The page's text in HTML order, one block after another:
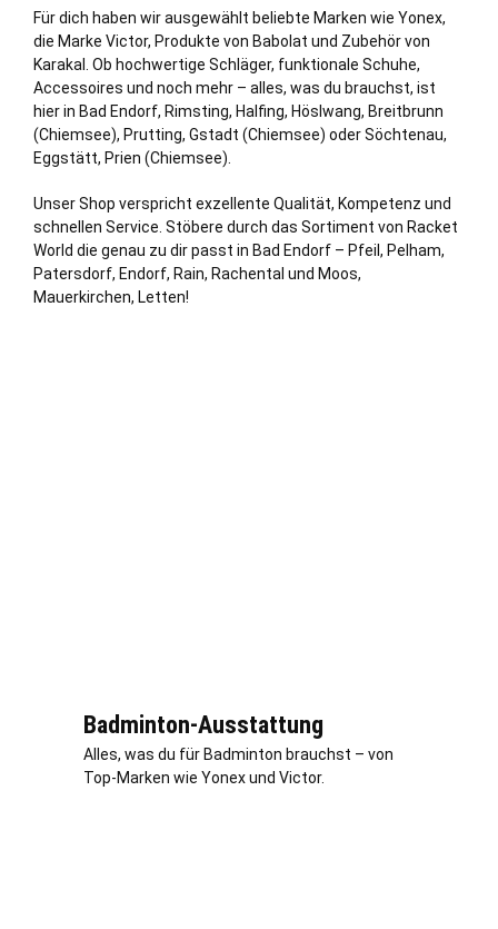
Für dich haben wir ausgewählt beliebte Marken wie Yonex,
die Marke Victor, Produkte von Babolat und Zubehör von
Karakal. Ob hochwertige Schläger, funktionale Schuhe,
Accessoires und noch mehr – alles, was du brauchst, ist
hier in Bad Endorf, Rimsting, Halfing, Höslwang, Breitbrunn
(Chiemsee), Prutting, Gstadt (Chiemsee) oder Söchtenau,
Eggstätt, Prien (Chiemsee)
Unser Shop verspricht exzellente Qualität, Kompetenz und
schnellen Service. Stöbere durch das Sortiment von Racket
World die genau zu dir passt in Bad Endorf – Pfeil, Pelham,
Patersdorf, Endorf, Rain, Rachental und Moos,
Mauerkirchen, Letten!
Badminton-Ausstattung
Alles, was du für Badminton brauchst – von
Top-Marken wie Yonex und Victor.